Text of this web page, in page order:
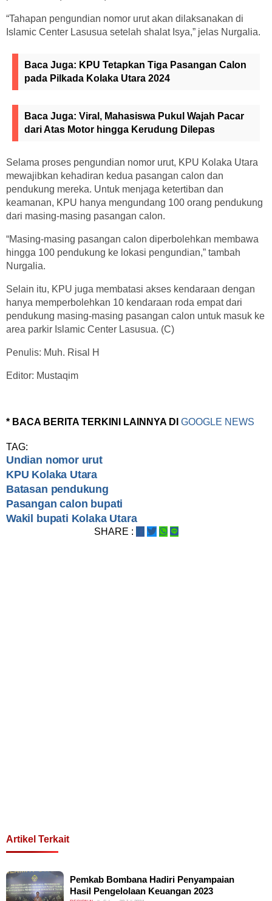
“Tahapan pengundian nomor urut akan dilaksanakan di
Islamic Center Lasusua setelah shalat Isya,” jelas Nurgalia.
Baca Juga: KPU Tetapkan Tiga Pasangan Calon
pada Pilkada Kolaka Utara 2024
Baca Juga: Viral, Mahasiswa Pukul Wajah Pacar
dari Atas Motor hingga Kerudung Dilepas
Selama proses pengundian nomor urut, KPU Kolaka Utara
mewajibkan kehadiran kedua pasangan calon dan
pendukung mereka. Untuk menjaga ketertiban dan
keamanan, KPU hanya mengundang 100 orang pendukung
dari masing-masing pasangan calon.
“Masing-masing pasangan calon diperbolehkan membawa
hingga 100 pendukung ke lokasi pengundian,” tambah
Nurgalia.
Selain itu, KPU juga membatasi akses kendaraan dengan
hanya memperbolehkan 10 kendaraan roda empat dari
pendukung masing-masing pasangan calon untuk masuk ke
area parkir Islamic Center Lasusua. (C)
Penulis: Muh. Risal H
Editor: Mustaqim
* BACA BERITA TERKINI LAINNYA DI GOOGLE NEWS
TAG:
Undian nomor urut
KPU Kolaka Utara
Batasan pendukung
Pasangan calon bupati
Wakil bupati Kolaka Utara
SHARE :
Artikel Terkait
Pemkab Bombana Hadiri Penyampaian
Hasil Pengelolaan Keuangan 2023